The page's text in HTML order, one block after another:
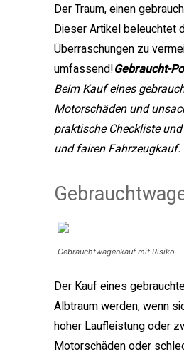
Der Traum, einen
Dieser Artikel beleuchtet
Überraschungen zu
umfassend!Gebraucht-
Beim Kauf eines
Motorschäden und
praktische Checkliste
und fairen Fahrzeugkauf.
Gebrauchtwagenkauf mit Risiko
Der Kauf eines
Albtraum werden, wenn
hoher Laufleistung oder
Motorschäden oder